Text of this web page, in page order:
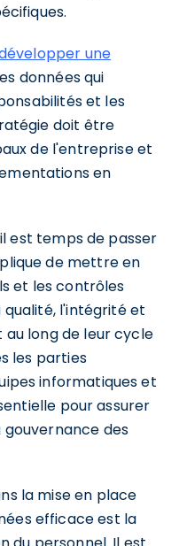
une
données qui
et les
doit être
de l'entreprise et
en
est temps de passer
de mettre en
et les contrôles
l'intégrité et
long de leur cycle
les parties
informatiques et
pour assurer
des
la mise en place
efficace est la